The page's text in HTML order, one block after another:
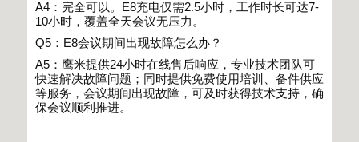
A4 ：完全可以。 E8充电仅需2.5小时，工作时长可达7-
10小时，覆盖全天会议无压力。
Q5 ： E8会议期间出现故障怎么办？
A5 ：鹰米提供24小时在线售后响应，专业技术团队可
快速解决故障问题；同时提供免费使用培训、备件供应
等服务，会议期间出现故障，可及时获得技术支持，确
保会议顺利推进。